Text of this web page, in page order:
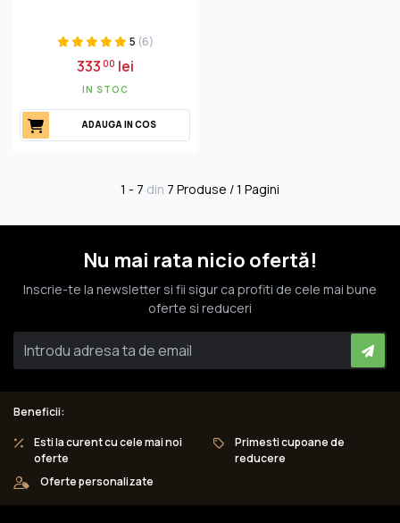
5 (6)
33300 lei
IN STOC
ADAUGA IN COS
1 - 7 din 7 Produse / 1 Pagini
Nu mai rata nicio ofertă!
Inscrie-te la newsletter si fii sigur ca profiti de cele mai bune
oferte si reduceri
Beneficii:
Esti la curent cu cele mai noi
oferte
Primesti cupoane de
reducere
Oferte personalizate